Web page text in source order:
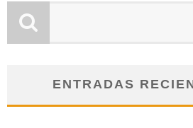
ENTRADAS